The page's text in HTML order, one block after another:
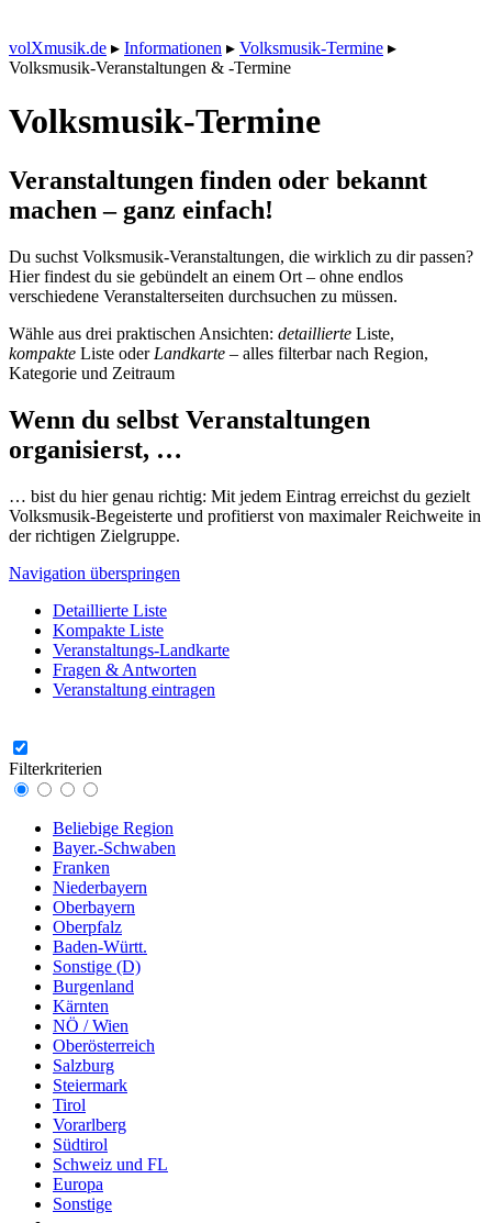
volXmusik.de ▸ Informationen ▸ Volksmusik-Termine ▸
Volksmusik-Veranstaltungen & -Termine
Volksmusik-Termine
Veranstaltungen finden oder bekannt
machen – ganz einfach!
Du suchst Volksmusik-Veranstaltungen, die wirklich zu dir passen?
Hier findest du sie gebündelt an einem Ort – ohne endlos
verschiedene Veranstalterseiten durchsuchen zu müssen.
Wähle aus drei praktischen Ansichten: detaillierte Liste,
kompakte Liste oder Landkarte – alles filterbar nach Region,
Kategorie und Zeitraum
Wenn du selbst Veranstaltungen
organisierst, …
… bist du hier genau richtig: Mit jedem Eintrag erreichst du gezielt
Volksmusik-Begeisterte und profitierst von maximaler Reichweite in
der richtigen Zielgruppe.
Navigation überspringen
Detaillierte Liste
Kompakte Liste
Veranstaltungs-Landkarte
Fragen & Antworten
Veranstaltung eintragen
Filterkriterien
Beliebige Region
Bayer.-Schwaben
Franken
Niederbayern
Oberbayern
Oberpfalz
Baden-Württ.
Sonstige (D)
Burgenland
Kärnten
NÖ / Wien
Oberösterreich
Salzburg
Steiermark
Tirol
Vorarlberg
Südtirol
Schweiz und FL
Europa
Sonstige